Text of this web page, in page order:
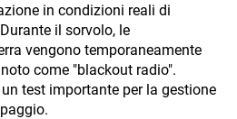
in condizioni reali di
il sorvolo, le
vengono temporaneamente
come "blackout radio".
test importante per la gestione